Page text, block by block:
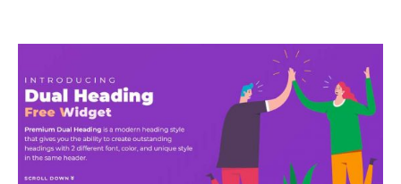
het gevoel van de widgets aan te passen aan uw
voorkeuren.